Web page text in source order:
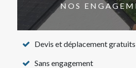
NOS
Devis et déplacement gratuits
Sans engagement